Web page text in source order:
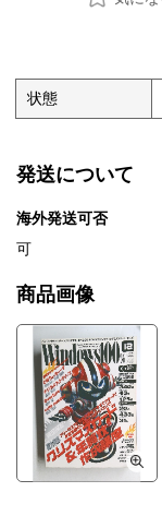
状態
発送について
海外発送可否
可
商品画像